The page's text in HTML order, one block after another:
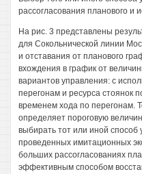
рассогласования планового и
На рис. 3 представлены
для Сокольнической линии
и отставания от планового
вхождения в график от
вариантов управления: с
перегонам и ресурса стоянок
временем хода по перегонам.
определяет пороговую
выбирать тот или иной способ
проведенных имитационных
больших рассогласованиях
эффективным способом